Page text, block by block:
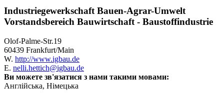
Industriegewerkschaft Bauen-Agrar-Umwelt
Vorstandsbereich Bauwirtschaft - Baustoffindustrie
Olof-Palme-Str.19
60439 Frankfurt/Main
W. http://www.igbau.de
E. nelli.hettich@igbau.de
Ви можете зв'язатися з нами такими мовами:
Англійська, Німецька